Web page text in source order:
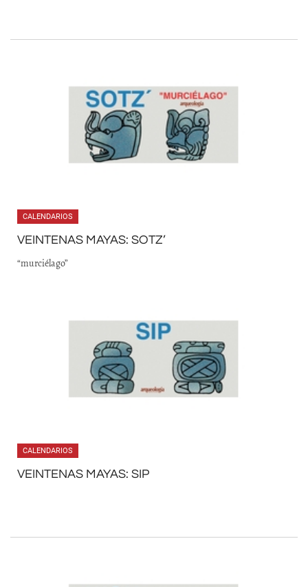
CALENDARIOS
VEINTENAS MAYAS: SOTZ’
“murciélago”
CALENDARIOS
VEINTENAS MAYAS: SIP